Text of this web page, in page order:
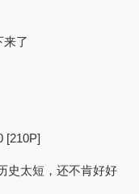
来了
[210P]
史太短，还不肯好好